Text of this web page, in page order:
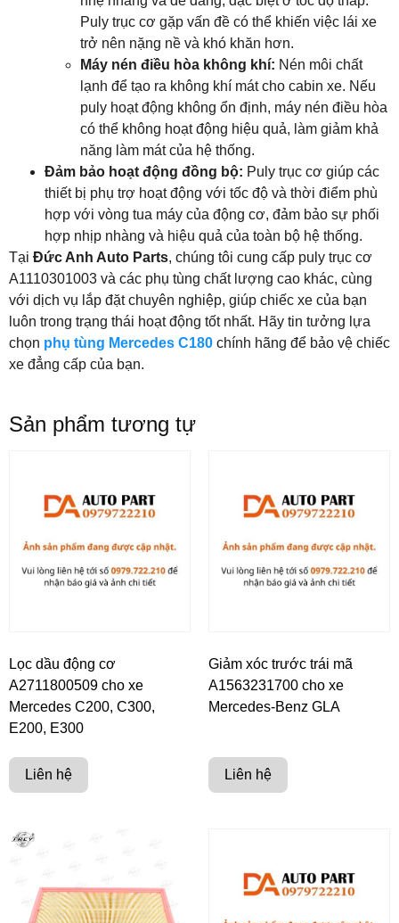
Puly trục cơ gặp vấn đề có thể khiến việc lái xe
trở nên nặng nề và khó khăn hơn.
Máy nén điều hòa không khí: Nén môi chất
lạnh để tạo ra không khí mát cho cabin xe. Nếu
puly hoạt động không ổn định, máy nén điều hòa
có thể không hoạt động hiệu quả, làm giảm khả
năng làm mát của hệ thống.
Đảm bảo hoạt động đồng bộ: Puly trục cơ giúp các
thiết bị phụ trợ hoạt động với tốc độ và thời điểm phù
hợp với vòng tua máy của động cơ, đảm bảo sự phối
hợp nhịp nhàng và hiệu quả của toàn bộ hệ thống.
Tại Đức Anh Auto Parts, chúng tôi cung cấp puly trục cơ
A1110301003 và các phụ tùng chất lượng cao khác, cùng
với dịch vụ lắp đặt chuyên nghiệp, giúp chiếc xe của bạn
luôn trong trạng thái hoạt động tốt nhất. Hãy tin tưởng lựa
chọn phụ tùng Mercedes C180 chính hãng để bảo vệ chiếc
xe đẳng cấp của bạn.
Sản phẩm tương tự
Lọc dầu động cơ
A2711800509 cho xe
Mercedes C200, C300,
E200, E300
Liên hệ
Giảm xóc trước trái mã
A1563231700 cho xe
Mercedes-Benz GLA
Liên hệ